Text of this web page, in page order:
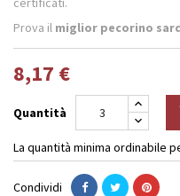
Prova il miglior pecorino
8,17 €
Quantità
La quantità minima ordinabile
Condividi